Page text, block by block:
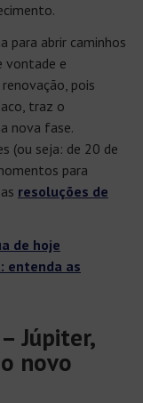
para abrir caminhos
vontade e
pois
traz o
nova fase.
(ou seja: de 20 de
para
resoluções de
de hoje
entenda as
Júpiter,
novo